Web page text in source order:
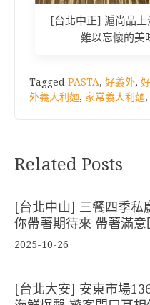
[台北中正] 滬尚品
難以忘懷的美
Tagged PASTA, 好義外,
外義大利麵, 家常義大利麵,
Related Posts
[台北中山] 三餐四季私
你帶著期待來 帶著滿意
2025-10-26
[台北大安] 安東市場